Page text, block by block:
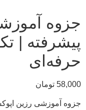
جزوه
پیشرفته |
حرفه‌ای
58,000 تومان
جزوه آموزشی رزین